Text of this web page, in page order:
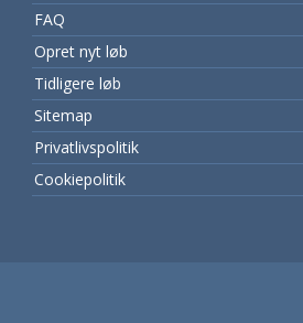
FAQ
Opret nyt løb
Tidligere løb
Sitemap
Privatlivspolitik
Cookiepolitik